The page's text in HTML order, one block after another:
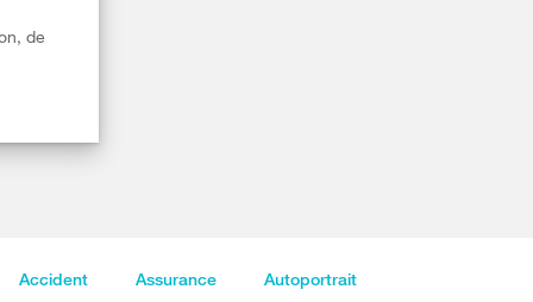
de
Accident Assurance Autoportrait